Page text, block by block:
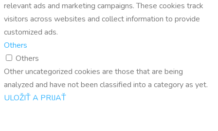
relevant ads and marketing campaigns. These cookies track
visitors across websites and collect information to provide
customized ads.
Others
Others
Other uncategorized cookies are those that are being
analyzed and have not been classified into a category as yet.
ULOŽIŤ A PRIJAŤ